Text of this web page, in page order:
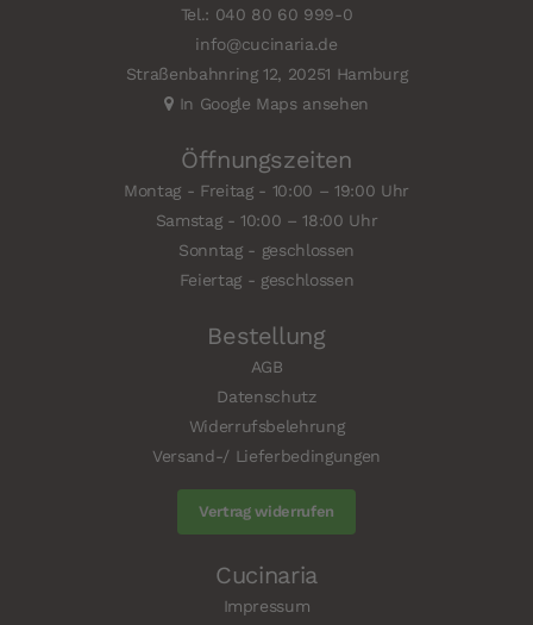
Tel.: 040 80 60 999-0
info@cucinaria.de
Straßenbahnring 12, 20251 Hamburg
In Google Maps ansehen
Öffnungszeiten
Montag - Freitag - 10:00 – 19:00 Uhr
Samstag - 10:00 – 18:00 Uhr
Sonntag - geschlossen
Feiertag - geschlossen
Bestellung
AGB
Datenschutz
Widerrufsbelehrung
Versand-/ Lieferbedingungen
Vertrag widerrufen
Cucinaria
Impressum